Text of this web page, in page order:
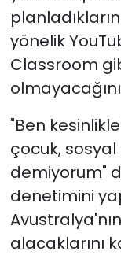
yönelik
Classroom
"Ben
çocuk,
demiyorum"
denetimini
alacaklarını